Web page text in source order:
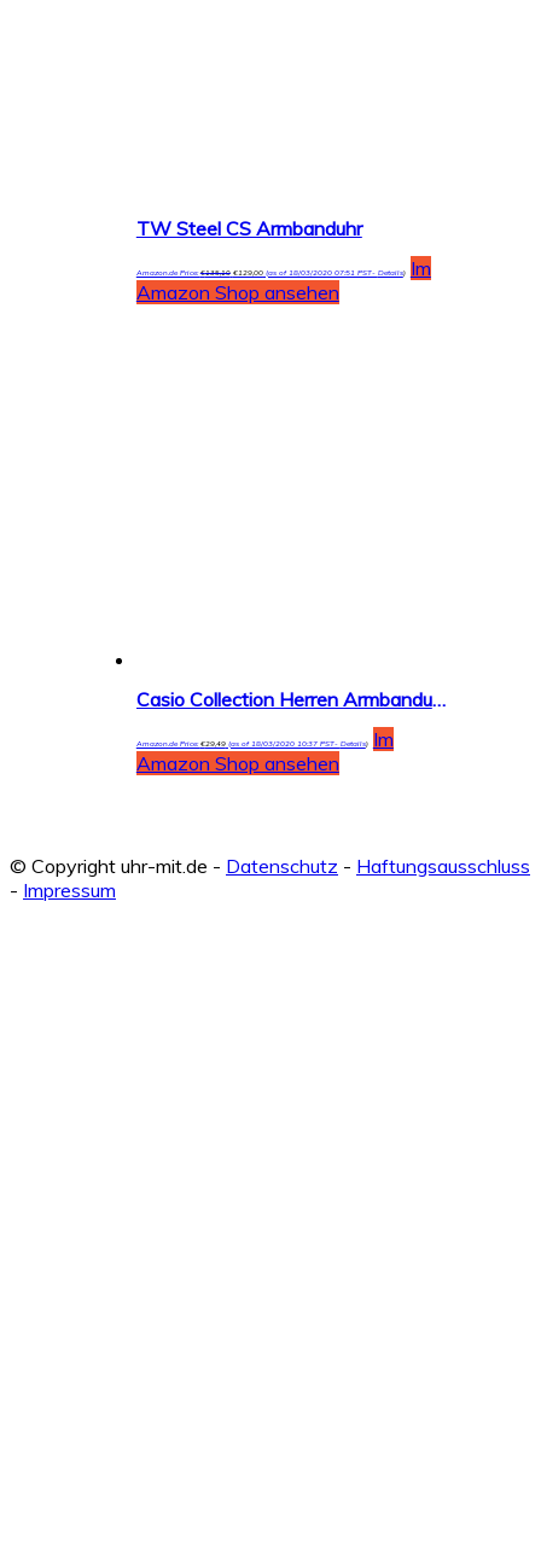
TW Steel CS Armbanduhr
Amazon.de Price:€135,10 €129,00(as of 18/03/2020 07:51 PST- Details)
Im
Amazon Shop ansehen
Casio Collection Herren Armbanduhr MTP-1302PD
Amazon.de Price:€29,49(as of 18/03/2020 10:37 PST- Details)
Im
Amazon Shop ansehen
© Copyright uhr-mit.de - Datenschutz - Haftungsausschluss
- Impressum